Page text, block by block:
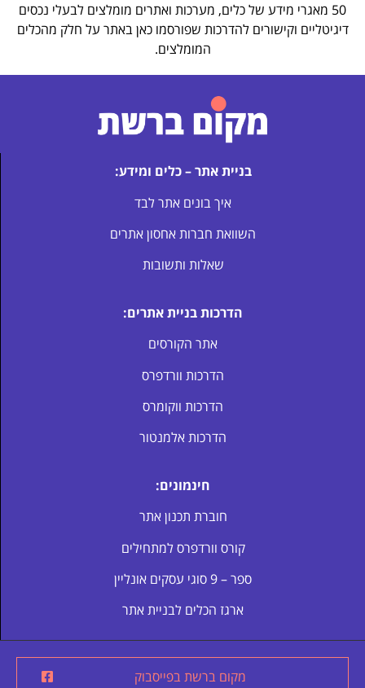
50 מאגרי מידע של כלים, מערכות ואתרים מומלצים לבעלי נכסים
דיגיטליים וקישורים להדרכות שפורסמו כאן באתר על חלק מהכלים
המומלצים.
בניית אתר – כלים ומידע:
איך בונים אתר לבד
השוואת חברות אחסון אתרים
שאלות ותשובות
הדרכות בניית אתרים:
אתר הקורסים
הדרכות וורדפרס
הדרכות ווקומרס
הדרכות אלמנטור
חינמונים:
חוברת תכנון אתר
קורס וורדפרס למתחילים
ספר – 9 סוגי עסקים אונליין
ארגז הכלים לבניית אתר
מקום ברשת בפייסבוק